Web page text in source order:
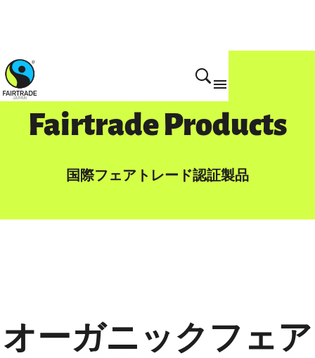
Fairtrade Products
国際フェアトレード認証製品
オーガニックフェア